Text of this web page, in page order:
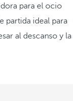
para el ocio
partida ideal para
al descanso y la